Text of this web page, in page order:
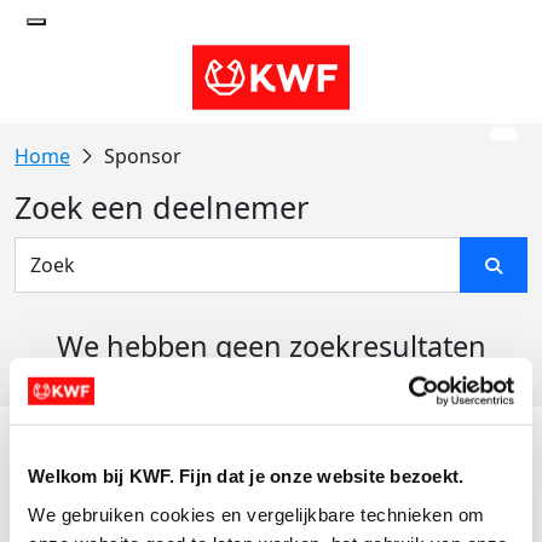
Welkom bij KWF. Fijn dat je onze website bezoekt.
We gebruiken cookies en vergelijkbare technieken om
Sponsor
Zoek een deelnemer
We hebben geen zoekresultaten
Actiematerialen
Evenementen